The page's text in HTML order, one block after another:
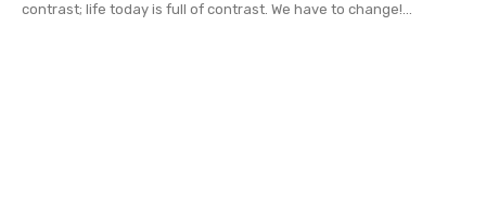
contrast; life today is full of contrast. We have to change!...